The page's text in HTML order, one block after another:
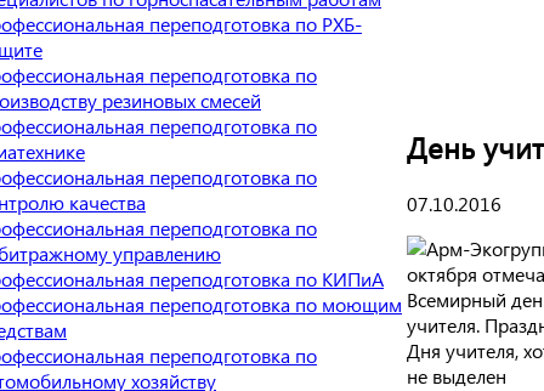
переподготовка по РХБ-
переподготовка по
резиновых смесей
переподготовка по
переподготовка по
качества
переподготовка по
управлению
переподготовка по КИПиА
переподготовка по моющим
переподготовка по
хозяйству
День
07.10.2016
октября
Всемирный
учителя.
Дня учителя,
не выделен